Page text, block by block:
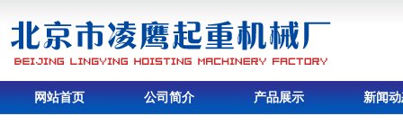
网站首页 公司简介 产品展示 新闻